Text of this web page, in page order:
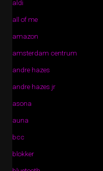
aldi
all of me
amazon
amsterdam centrum
andre hazes
andre hazes jr
asona
auna
bcc
blokker